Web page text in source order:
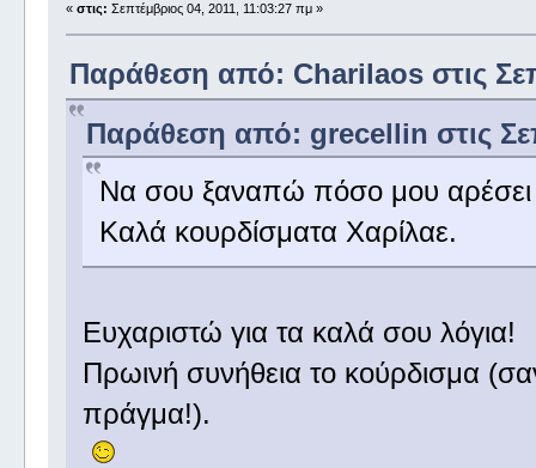
« στις: Σεπτέμβριος 04, 2011, 11:03:27 πμ »
Παράθεση από: Charilaos στις
Παράθεση από: grecellin στις
Να σου ξαναπώ πόσο μου αρέσει
Καλά κουρδίσματα Χαρίλαε.
Ευχαριστώ για τα καλά σου λόγια!
Πρωινή συνήθεια το κούρδισμα
πράγμα!).